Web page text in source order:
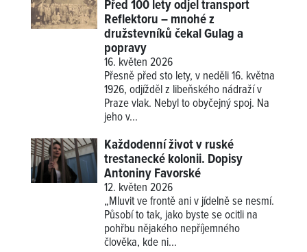
Před 100 lety odjel transport
Reflektoru – mnohé z
družstevníků čekal Gulag a
popravy
16. květen 2026
Přesně před sto lety, v neděli 16. května
1926, odjížděl z libeňského nádraží v
Praze vlak. Nebyl to obyčejný spoj. Na
jeho v...
Každodenní život v ruské
trestanecké kolonii. Dopisy
Antoniny Favorské
12. květen 2026
„Mluvit ve frontě ani v jídelně se nesmí.
Působí to tak, jako byste se ocitli na
pohřbu nějakého nepříjemného
člověka, kde ni...